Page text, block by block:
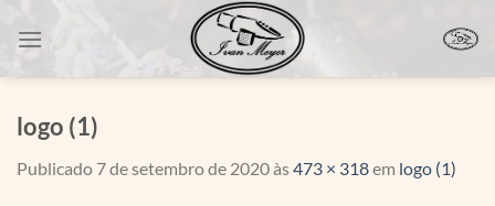
logo (1)
Publicado 7 de setembro de 2020às473 × 318em logo (1)